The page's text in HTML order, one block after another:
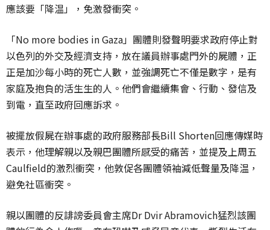
應該要「降温」，免激發衝突。
「No more bodies in Gaza」團體則發聲明要求政府停止對
以色列的外交及經濟支持，放在議員辦事處門外的屍體，正
正是加沙每小時的死亡人數，並強調死亡不僅是數字，是有
家庭及抱負的活生生的人。他們會繼續集會、行動、發信及
到電，直至政府回應訴求。
被擺放假屍在辦事處的政府服務部長Bill Shorten回應傳媒時
表示，他理解親以及親巴團體所感受的痛苦，並提及上周五
Caulfield的激烈衝突，他敦促各團體領袖減低聲量及降温，
避免社區衝突。
親以團體的反誹謗委員會主席Dr Dvir Abramovich猛烈該團